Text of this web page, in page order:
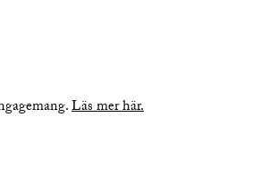
Läs mer här.